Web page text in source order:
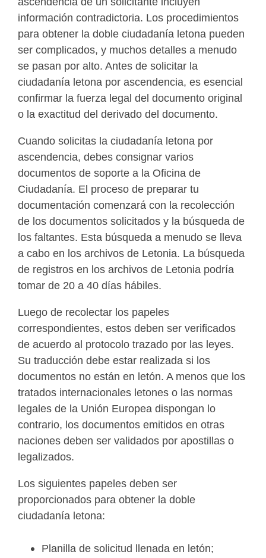
información contradictoria. Los procedimientos
para obtener la doble ciudadanía letona pueden
ser complicados, y muchos detalles a menudo
se pasan por alto. Antes de solicitar la
ciudadanía letona por ascendencia, es esencial
confirmar la fuerza legal del documento original
o la exactitud del derivado del documento.
Cuando solicitas la ciudadanía letona por
ascendencia, debes consignar varios
documentos de soporte a la Oficina de
Ciudadanía. El proceso de preparar tu
documentación comenzará con la recolección
de los documentos solicitados y la búsqueda de
los faltantes. Esta búsqueda a menudo se lleva
a cabo en los archivos de Letonia. La búsqueda
de registros en los archivos de Letonia podría
tomar de 20 a 40 días hábiles.
Luego de recolectar los papeles
correspondientes, estos deben ser verificados
de acuerdo al protocolo trazado por las leyes.
Su traducción debe estar realizada si los
documentos no están en letón. A menos que los
tratados internacionales letones o las normas
legales de la Unión Europea dispongan lo
contrario, los documentos emitidos en otras
naciones deben ser validados por apostillas o
legalizados.
Los siguientes papeles deben ser
proporcionados para obtener la doble
ciudadanía letona:
Planilla de solicitud llenada en letón;